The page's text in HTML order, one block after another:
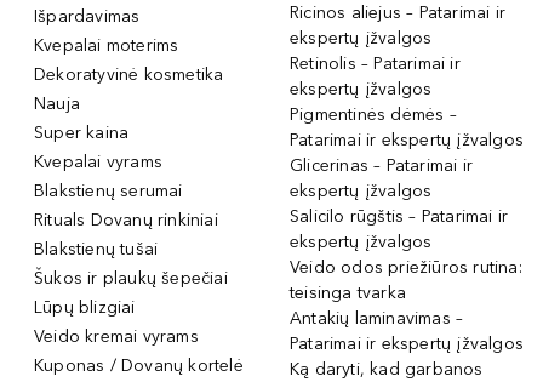
Išpardavimas
Kvepalai moterims
Dekoratyvinė kosmetika
Nauja
Super kaina
Kvepalai vyrams
Blakstienų serumai
Rituals Dovanų rinkiniai
Blakstienų tušai
Šukos ir plaukų šepečiai
Lūpų blizgiai
Veido kremai vyrams
Kuponas / Dovanų kortelė
Ricinos aliejus – Patarimai ir
ekspertų įžvalgos
Retinolis – Patarimai ir
ekspertų įžvalgos
Pigmentinės dėmės –
Patarimai ir ekspertų įžvalgos
Glicerinas – Patarimai ir
ekspertų įžvalgos
Salicilo rūgštis – Patarimai ir
ekspertų įžvalgos
Veido odos priežiūros rutina:
teisinga tvarka
Antakių laminavimas –
Patarimai ir ekspertų įžvalgos
Ką daryti, kad garbanos